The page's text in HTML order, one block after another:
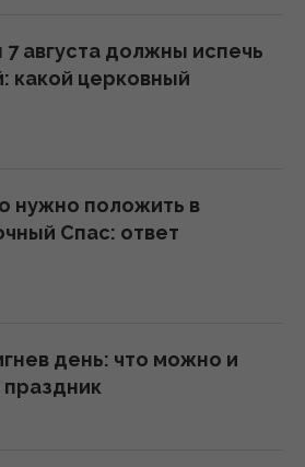
2026
жары в Украину
2026
об окончании
2026
августа должны испечь
какой церковный
нужно положить в
Спас: ответ
день: что можно и
праздник